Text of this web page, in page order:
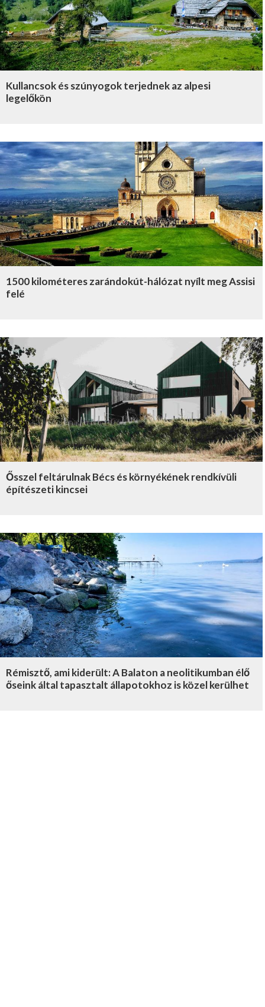
Kullancsok és szúnyogok terjednek az alpesi
legelőkön
1500 kilométeres zarándokút-hálózat nyílt meg Assisi
felé
Ősszel feltárulnak Bécs és környékének rendkívüli
építészeti kincsei
Rémisztő, ami kiderült: A Balaton a neolitikumban élő
őseink által tapasztalt állapotokhoz is közel kerülhet